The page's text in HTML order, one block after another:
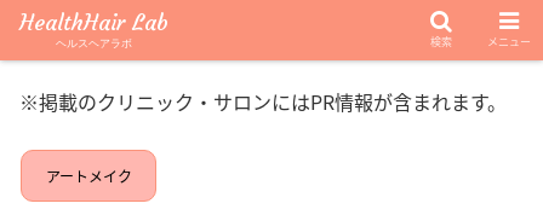
※掲載のクリニック・サロンにはPR情報が含まれます。
アートメイク
HealthHair Lab
ヘルスヘアラボ 検索 メニュー